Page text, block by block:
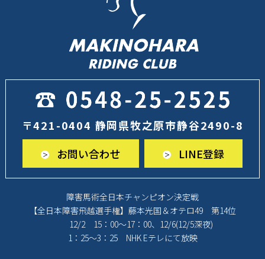
2024年5月
2024年4月(1)
2024年3月(2)
2024年1月(2)
2023年12月(4)
2023年11月(2)
2023年10月
2023年9月(3)
2023年8月(6)
2023年7月(2)
(2)
〒421-0404 静岡県牧之原市静谷2490-8
お問い合わせ
LINE登録
障害馬術全日本チャンピオン決定戦
【全日本障害飛越選手権】藤本光国＆オテロ49 第14位
12/2 15：00～17：00、12/6(12/5深夜)
1：25～3：25 NHK Eテレにて放映